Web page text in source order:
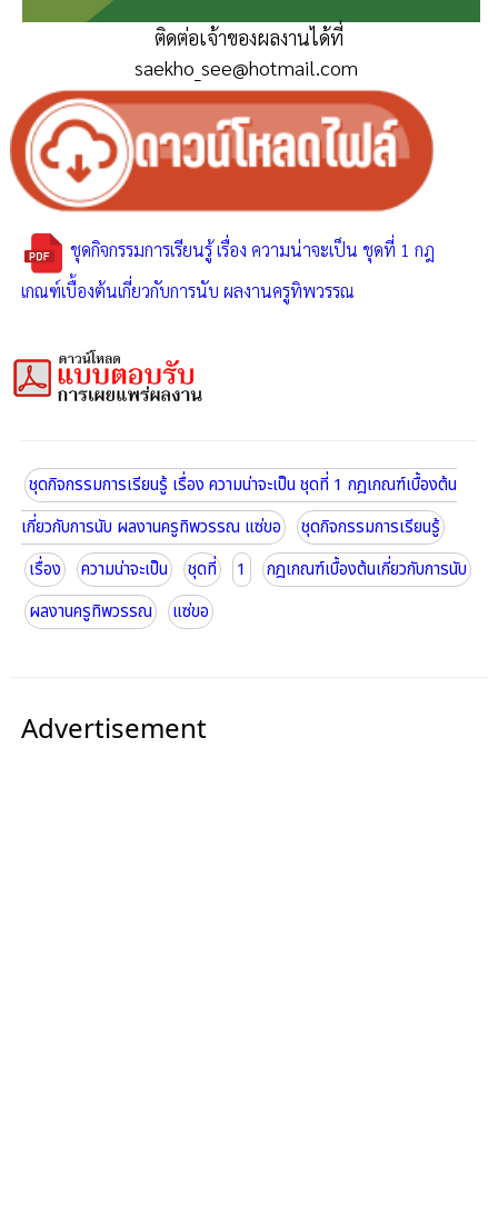
ติดต่อเจ้าของผลงานได้ที่
saekho_see@hotmail.com
ชุดกิจกรรมการเรียนรู้ เรื่อง ความน่าจะเป็น ชุดที่ 1 กฎ
เกณฑ์เบื้องต้นเกี่ยวกับการนับ ผลงานครูทิพวรรณ
ชุดกิจกรรมการเรียนรู้ เรื่อง ความน่าจะเป็น ชุดที่ 1 กฎเกณฑ์เบื้องต้น
เกี่ยวกับการนับ ผลงานครูทิพวรรณ แซ่ขอ
ชุดกิจกรรมการเรียนรู้
เรื่อง
ความน่าจะเป็น ชุดที่ 1
กฎเกณฑ์เบื้องต้นเกี่ยวกับการนับ
ผลงานครูทิพวรรณ
แซ่ขอ
Advertisement